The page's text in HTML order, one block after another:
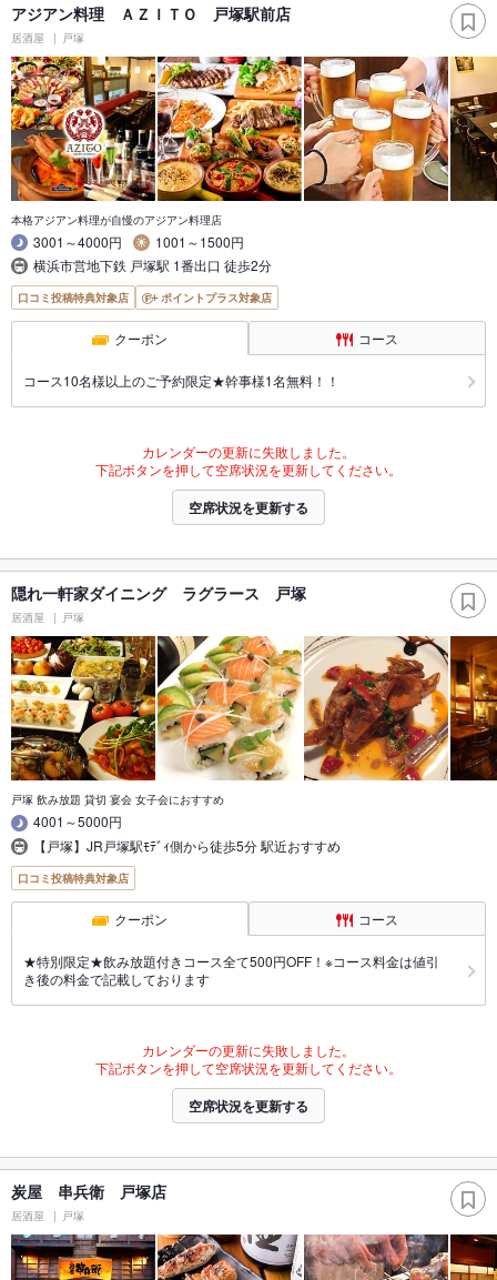
アジアン料理 ＡＺＩＴＯ 戸塚駅前店
居酒屋 戸塚
本格アジアン料理が自慢のアジアン料理店
3001～4000円
1001～1500円
横浜市営地下鉄 戸塚駅 1番出口 徒歩2分
口コミ投稿特典対象店 ポイントプラス対象店
クーポン コース
コース10名様以上のご予約限定★幹事様1名無料！！
カレンダーの更新に失敗しました。
下記ボタンを押して空席状況を更新してください。
空席状況を更新する
隠れ一軒家ダイニング ラグラース 戸塚
居酒屋 戸塚
戸塚 飲み放題 貸切 宴会 女子会におすすめ
4001～5000円
【戸塚】JR戸塚駅ﾓﾃﾞｨ側から徒歩5分 駅近おすすめ
口コミ投稿特典対象店
クーポン コース
★特別限定★飲み放題付きコース全て500円OFF！※コース料金は値引
き後の料金で記載しております
カレンダーの更新に失敗しました。
下記ボタンを押して空席状況を更新してください。
空席状況を更新する
炭屋 串兵衛 戸塚店
居酒屋 戸塚